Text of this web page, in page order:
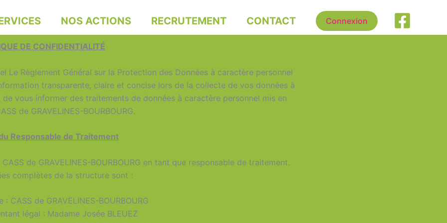
NOS ACTIONS RECRUTEMENT CONTACT Connexion
DE CONFIDENTIALITÉ
Règlement Général sur la Protection des Données à caractère personnel
transparente, claire et concise lors de la collecte de vos données à
vous informer des traitements de données à caractère personnel mis en
de GRAVELINES-BOURBOURG.
Responsable de Traitement
de GRAVELINES-BOURBOURG en tant que responsable de traitement.
complètes de la structure sont :
: CASS de GRAVELINES-BOURBOURG
légal : Madame Josée BLEUEZ